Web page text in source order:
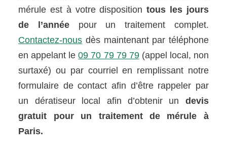
mérule est à votre dispositiontous les jours
de l’annéepour un traitement complet.
Contactez-nous dès maintenant par téléphone
en appelant le09 70 79 79 79(appel local, non
surtaxé) ou par courriel en remplissant notre
formulaire de contact afin d’être rappeler par
un dératiseur local afin d’obtenir un devis
gratuit pour un traitement de mérule à
Paris.